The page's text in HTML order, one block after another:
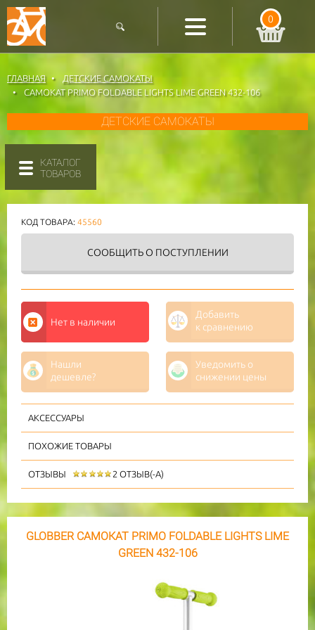
0
ГЛАВНАЯ
ДЕТСКИЕ САМОКАТЫ
САМОКАТ PRIMO FOLDABLE LIGHTS LIME GREEN 432-106
ДЕТСКИЕ САМОКАТЫ
КАТАЛОГ
ТОВАРОВ
КОД ТОВАРА: 45560
СООБЩИТЬО ПОСТУПЛЕНИИ
Нет в наличии
Добавить
к сравнению
Нашли
дешевле?
Уведомить о
снижении цены
АКСЕССУАРЫ
ПОХОЖИЕ ТОВАРЫ
ОТЗЫВЫ 2 ОТЗЫВ(-А)
GLOBBER САМОКАТ PRIMO FOLDABLE LIGHTS LIME
GREEN 432-106